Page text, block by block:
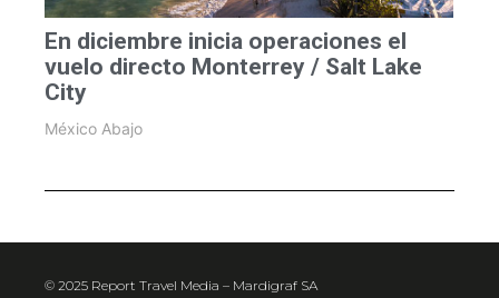
En diciembre inicia operaciones el
vuelo directo Monterrey / Salt Lake
City
México Abajo
© 2025 Report Travel Media – Mardigraf SA